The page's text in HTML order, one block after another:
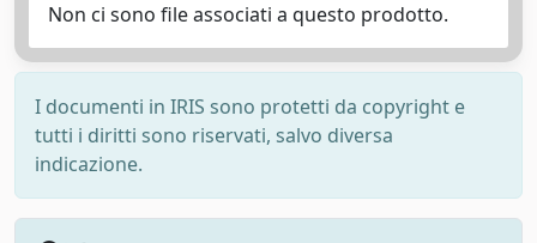
Non ci sono file associati a questo prodotto.
I documenti in IRIS sono protetti da copyright e
tutti i diritti sono riservati, salvo diversa
indicazione.